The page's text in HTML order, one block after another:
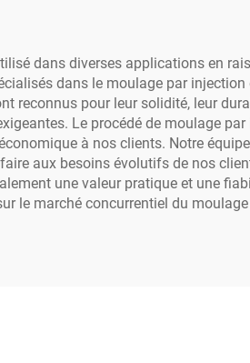
dans diverses applications en
dans le moulage par injection
reconnus pour leur solidité, leur
Le procédé de moulage
à nos clients. Notre
aux besoins évolutifs de nos
une valeur pratique et une
le marché concurrentiel du